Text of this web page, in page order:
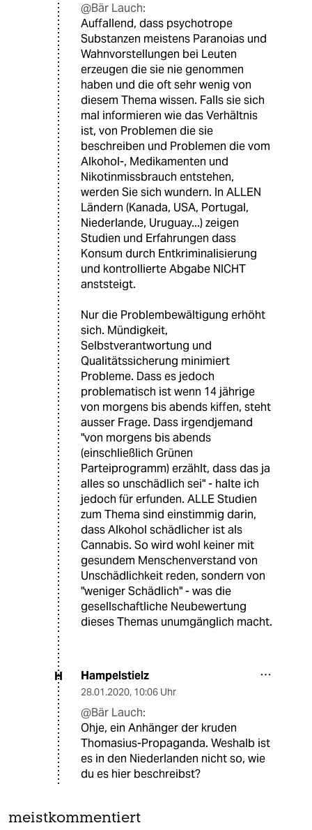
@Bär Lauch:
Auffallend, dass psychotrope
Substanzen meistens Paranoias und
Wahnvorstellungen bei Leuten
erzeugen die sie nie genommen
haben und die oft sehr wenig von
diesem Thema wissen. Falls sie sich
mal informieren wie das Verhältnis
ist, von Problemen die sie
beschreiben und Problemen die vom
Alkohol-, Medikamenten und
Nikotinmissbrauch entstehen,
werden Sie sich wundern. In ALLEN
Ländern (Kanada, USA, Portugal,
Niederlande, Uruguay...) zeigen
Studien und Erfahrungen dass
Konsum durch Entkriminalisierung
und kontrollierte Abgabe NICHT
anststeigt.
Nur die Problembewältigung erhöht
sich. Mündigkeit,
Selbstverantwortung und
Qualitätssicherung minimiert
Probleme. Dass es jedoch
problematisch ist wenn 14 jährige
von morgens bis abends kiffen, steht
ausser Frage. Dass irgendjemand
"von morgens bis abends
(einschließlich Grünen
Parteiprogramm) erzählt, dass das ja
alles so unschädlich sei" - halte ich
jedoch für erfunden. ALLE Studien
zum Thema sind einstimmig darin,
dass Alkohol schädlicher ist als
Cannabis. So wird wohl keiner mit
gesundem Menschenverstand von
Unschädlichkeit reden, sondern von
"weniger Schädlich" - was die
gesellschaftliche Neubewertung
dieses Themas unumgänglich macht.
H Hampelstielz
28.01.2020, 10:06 Uhr
@Bär Lauch:
Ohje, ein Anhänger der kruden
Thomasius-Propaganda. Weshalb ist
es in den Niederlanden nicht so, wie
du es hier beschreibst?
meistkommentiert